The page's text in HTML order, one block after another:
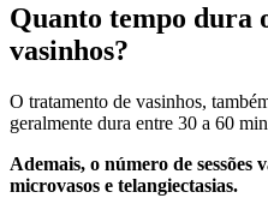
Quanto tempo dura
vasinhos?
O tratamento de vasinhos,
geralmente dura entre 30 a 60
Ademais, o número de sessões
microvasos e telangiectasias.